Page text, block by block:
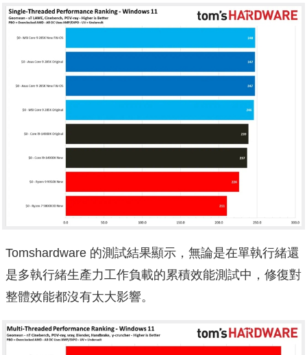
Tomshardware 的測試結果顯示，無論是在單執行緒還
是多執行緒生產力工作負載的累積效能測試中，修復對
整體效能都沒有太大影響。